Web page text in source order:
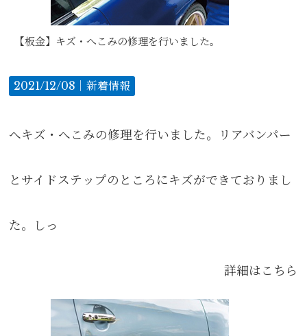
【板金】キズ・へこみの修理を行いました。
2021/12/08｜新着情報
へキズ・へこみの修理を行いました。リアバンパー
とサイドステップのところにキズができておりまし
た。しっ
詳細はこちら